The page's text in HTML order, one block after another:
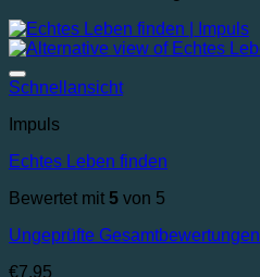
Schnellansicht
Impuls
Echtes Leben finden
Bewertet mit 5 von 5
Ungeprüfte Gesamtbewertungen
€7,95